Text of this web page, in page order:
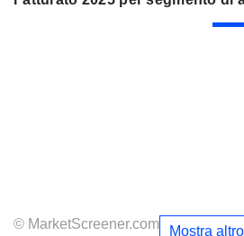
© MarketScreener.com Mostra altro